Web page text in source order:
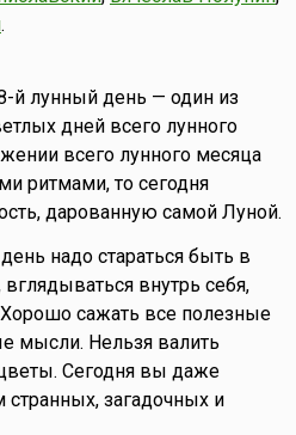
.
й лунный день — один из
дней всего лунного
всего лунного месяца
ритмами, то сегодня
дарованную самой Луной.
надо стараться быть в
внутрь себя,
сажать все полезные
мысли. Нельзя валить
Сегодня вы даже
странных, загадочных и